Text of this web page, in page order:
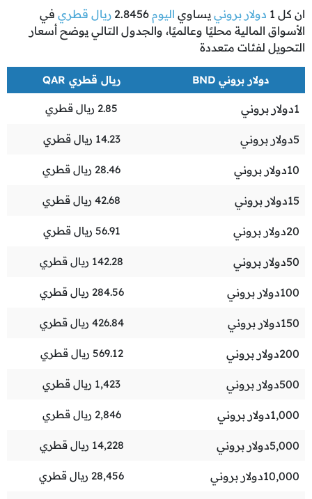
ان كل 1 دولار بروني يساوي اليوم 2.8456 ريال قطري في
الأسواق المالية محليًا وعالميًا، والجدول التالي يوضح أسعار
التحويل لفئات متعددة
دولار بروني BND ريال قطري QAR
1دولار بروني 2.85 ريال قطري
5دولار بروني 14.23 ريال قطري
10دولار بروني 28.46 ريال قطري
15دولار بروني 42.68 ريال قطري
20دولار بروني 56.91 ريال قطري
50دولار بروني 142.28 ريال قطري
100دولار بروني 284.56 ريال قطري
150دولار بروني 426.84 ريال قطري
200دولار بروني 569.12 ريال قطري
500دولار بروني 1,423 ريال قطري
1,000دولار بروني 2,846 ريال قطري
5,000دولار بروني 14,228 ريال قطري
10,000دولار بروني 28,456 ريال قطري